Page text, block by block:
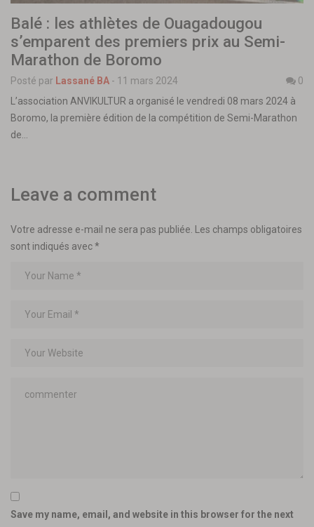
Balé : les athlètes de Ouagadougou
s’emparent des premiers prix au Semi-
Marathon de Boromo
Posté par Lassané BA - 11 mars 2024
0
L’association ANVIKULTUR a organisé le vendredi 08 mars 2024 à
Boromo, la première édition de la compétition de Semi-Marathon
de…
Leave a comment
Votre adresse e-mail ne sera pas publiée.
Les champs obligatoires
sont indiqués avec*
Save my name, email, and website in this browser for the next